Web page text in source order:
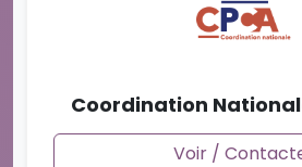
Coordination
Voir /